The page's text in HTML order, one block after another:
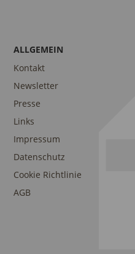
ALLGEMEIN
Kontakt
Newsletter
Presse
Links
Impressum
Datenschutz
Cookie Richtlinie
AGB